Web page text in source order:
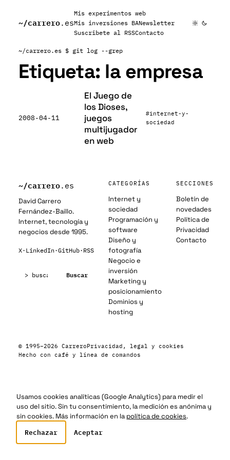
~/carrero.es
Mis experimentos web
Mis inversiones BANewsletter
Suscribete al RSSContacto
~/carrero.es $ git log --grep
Etiqueta: la empresa
2008-04-11
El Juego de
los Dioses,
juegos
multijugador
en web
#internet-y-
sociedad
~/carrero.es
David Carrero
Fernández-Baillo.
Internet, tecnología y
negocios desde 1995.
X· LinkedIn·GitHub· RSS
Buscar
CATEGORÍAS
Internet y
sociedad
Programación y
software
Diseño y
fotografía
Negocio e
inversión
Marketing y
posicionamiento
Dominios y
hosting
SECCIONES
Boletín de
novedades
Política de
Privacidad
Contacto
© 1995–2026 CarreroPrivacidad, legal y cookies
Hecho con café y línea de comandos
Usamos cookies analíticas (Google Analytics) para medir el
uso del sitio. Sin tu consentimiento, la medición es anónima y
sin cookies. Más información en lapolítica de cookies.
Rechazar Aceptar